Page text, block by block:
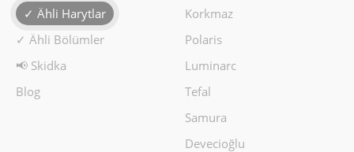
✓ Ähli Harytlar
✓ Ähli Bölümler
📢 Skidka
Blog
Korkmaz
Polaris
Luminarc
Tefal
Samura
Devecioğlu